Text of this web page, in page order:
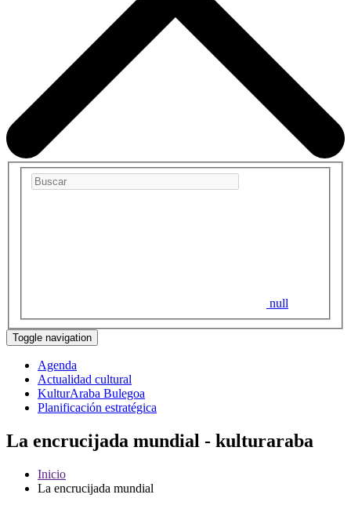
null
Toggle navigation
Agenda
Actualidad cultural
KulturAraba Bulegoa
Planificación estratégica
La encrucijada mundial - kulturaraba
Inicio
La encrucijada mundial